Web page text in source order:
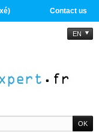
Contact us
EN